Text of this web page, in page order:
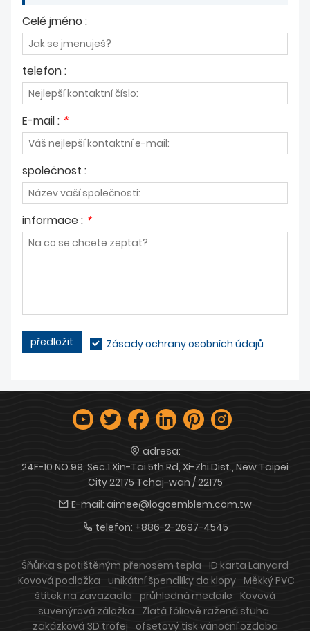
Celé jméno :
telefon :
E-mail : *
společnost :
informace : *
předložit Zásady ochrany osobních údajů
adresa:
24F-10 NO.99, Sec.1 Xin-Tai 5th Rd, Xi-Zhi Dist., New Taipei
City 22175 Tchaj-wan / 22175
E-mail: aimee@logoemblem.com.tw
telefon: +886-2-2697-4545
Šňůrka s potištěným přenosem tepla ID karta Lanyard
Kovová podložka unikátní špendlíky do klopy Měkký PVC
štítek na zavazadla průhledná medaile Kovová
suvenýrová záložka
Zlatá fóliově ražená stuha
zakázková 3D trofej
ofsetový tisk vánoční ozdoba